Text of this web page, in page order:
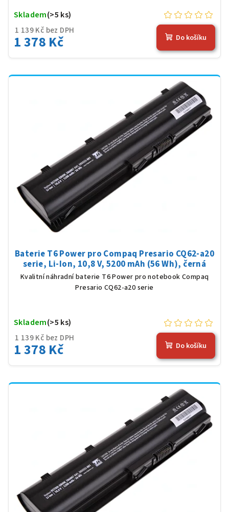
1 139 Kč bez DPH
1 378 Kč
Skladem(>5 ks)
Do košíku
Baterie T6 Power pro Compaq Presario CQ62-a20
serie, Li-Ion, 10,8 V, 5200 mAh (56 Wh), černá
Kvalitní náhradní baterie T6 Power pro notebook Compaq
Presario CQ62-a20 serie
1 139 Kč bez DPH
1 378 Kč
Skladem(>5 ks)
Do košíku